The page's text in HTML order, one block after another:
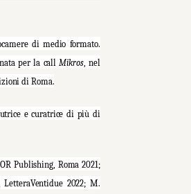
di medio formato.
per la callMikros, nel
di Roma.
e curatrice di più di
Publishing, Roma 2021;
LetteraVentidue 2022; M.